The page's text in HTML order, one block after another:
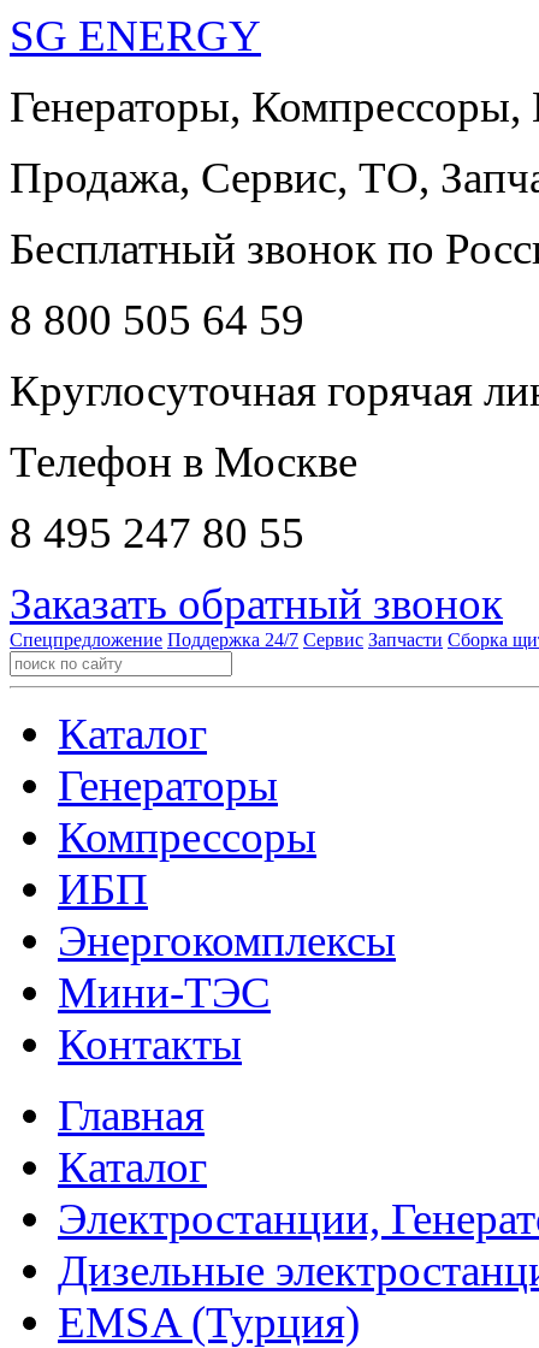
SG ENERGY
Генераторы,
Продажа, Сервис, ТО,
Бесплатный звонок по
8 800 505 64 59
Круглосуточная горячая
Телефон в Москве
8 495 247 80 55
Заказать обратный звонок
Спецпредложение Поддержка 24/7 Сервис Запчасти Сборка
Каталог
Генераторы
Компрессоры
ИБП
Энергокомплексы
Мини-ТЭС
Контакты
Главная
Каталог
Электростанции,
Дизельные
EMSA (Турция)